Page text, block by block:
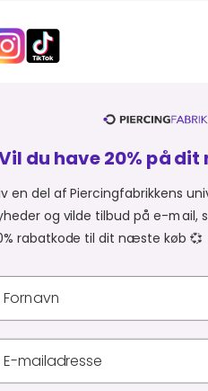
Du er i
Leveringsbetingelser
på dit næste køb?
univers, og modtag
på e-mail, så sender vi dig en
næste køb 💞